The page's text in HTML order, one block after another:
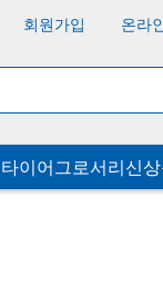
회원가입 온라
타이어그로서리신